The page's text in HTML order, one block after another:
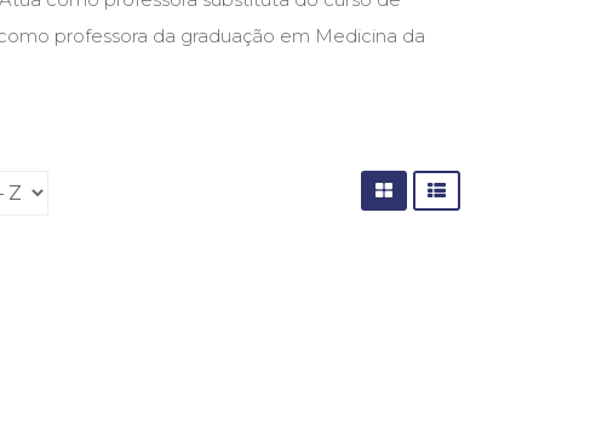
Temas africanos (30)
professora da graduação em Medicina da